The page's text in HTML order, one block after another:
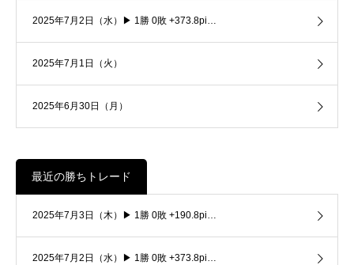
2025年7月2日（水）▶ 1勝 0敗 +373.8pi…
2025年7月1日（火）
2025年6月30日（月）
最近の勝ちトレード
2025年7月3日（木）▶ 1勝 0敗 +190.8pi…
2025年7月2日（水）▶ 1勝 0敗 +373.8pi…